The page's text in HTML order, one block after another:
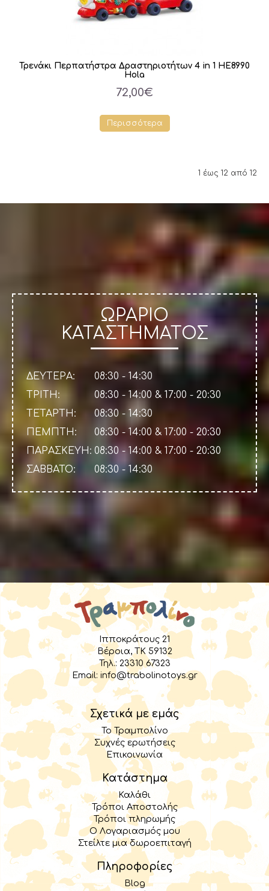
Τρενάκι Περπατήστρα Δραστηριοτήτων 4 in 1 HE8990
Hola
72,00€
Περισσότερα
1 έως 12 από 12
ΩΡΑΡΙΟ
ΚΑΤΑΣΤΗΜΑΤΟΣ
ΔΕΥΤΕΡΑ:
08:30 - 14:30
ΤΡΙΤΗ:
08:30 - 14:00 & 17:00 - 20:30
ΤΕΤΑΡΤΗ:
08:30 - 14:30
ΠΕΜΠΤΗ:
08:30 - 14:00 & 17:00 - 20:30
ΠΑΡΑΣΚΕΥΗ: 08:30 - 14:00 & 17:00 - 20:30
ΣΑΒΒΑΤΟ:
08:30 - 14:30
Ιπποκράτους 21
Βέροια, TK 59132
Τηλ.: 23310 67323
Email: info@trabolinotoys.gr
Σχετικά με εμάς
Το Τραμπολίνο
Συχνές ερωτήσεις
Επικοινωνία
Κατάστημα
Καλάθι
Τρόποι Αποστολής
Τρόποι πληρωμής
Ο Λογαριασμός μου
Στείλτε μια δωροεπιταγή
Πληροφορίες
Blog